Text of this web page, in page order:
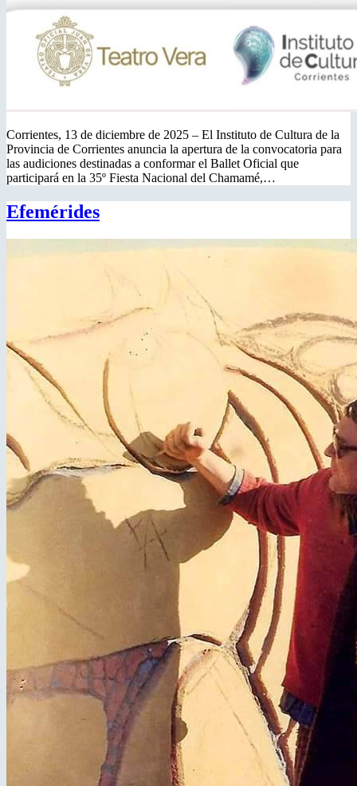
Corrientes, 13 de diciembre de 2025 – El Instituto de Cultura de la
Provincia de Corrientes anuncia la apertura de la convocatoria para
las audiciones destinadas a conformar el Ballet Oficial que
participará en la 35º Fiesta Nacional del Chamamé,…
Efemérides